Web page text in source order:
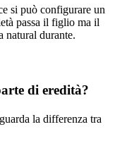
si può configurare un
passa il figlio ma il
natural durante.
di eredità?
la differenza tra